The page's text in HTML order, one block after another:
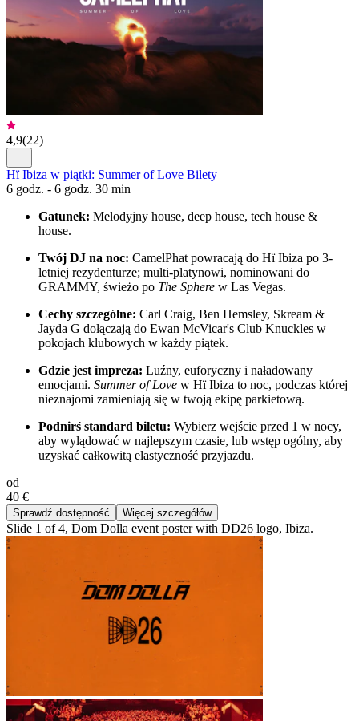
4,9(22)
Hï Ibiza w piątki: Summer of Love Bilety
6 godz. - 6 godz. 30 min
Gatunek: Melodyjny house, deep house, tech house &
house.
Twój DJ na noc: CamelPhat powracają do Hï Ibiza po 3-
letniej rezydenturze; multi-platynowi, nominowani do
GRAMMY, świeżo po The Sphere w Las Vegas.
Cechy szczególne: Carl Craig, Ben Hemsley, Skream &
Jayda G dołączają do Ewan McVicar's Club Knuckles w
pokojach klubowych w każdy piątek.
Gdzie jest impreza: Luźny, euforyczny i naładowany
emocjami. Summer of Love w Hï Ibiza to noc, podczas której
nieznajomi zamieniają się w twoją ekipę parkietową.
Podnirś standard biletu: Wybierz wejście przed 1 w nocy,
aby wylądować w najlepszym czasie, lub wstęp ogólny, aby
uzyskać całkowitą elastyczność przyjazdu.
od
40 €
Sprawdź dostępność Więcej szczegółów
Slide 1 of 4, Dom Dolla event poster with DD26 logo, Ibiza.